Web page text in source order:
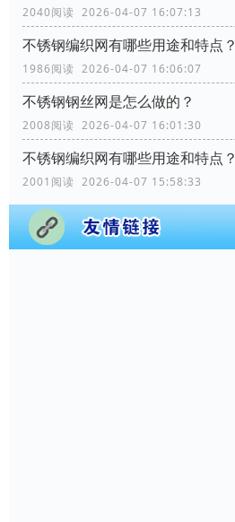
2040阅读 2026-04-07 16:07:13
不锈钢编织网有哪些用途和特点？
1986阅读 2026-04-07 16:06:07
不锈钢钢丝网是怎么做的？
2008阅读 2026-04-07 16:01:30
不锈钢编织网有哪些用途和特点？
2001阅读 2026-04-07 15:58:33